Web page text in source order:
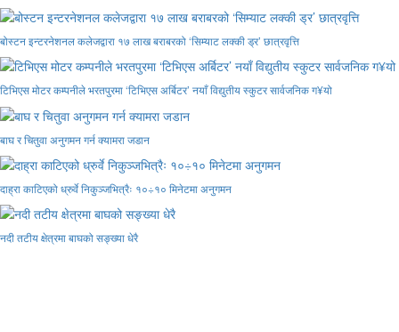
बोस्टन इन्टरनेशनल कलेजद्वारा १७ लाख बराबरको ‘सिम्याट लक्की ड्र’ छात्रवृत्ति
टिभिएस मोटर कम्पनीले भरतपुरमा ‘टिभिएस अर्बिटर’ नयाँ विद्युतीय स्कुटर सार्वजनिक ग¥यो
बाघ र चितुवा अनुगमन गर्न क्यामरा जडान
दाह्रा काटिएको ध्रुर्वे निकुञ्जभित्रैः १०÷१० मिनेटमा अनुगमन
नदी तटीय क्षेत्रमा बाघको सङ्ख्या धेरै